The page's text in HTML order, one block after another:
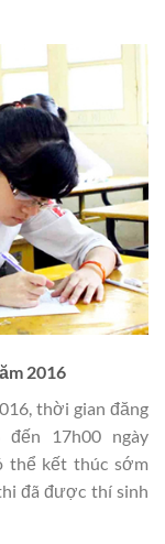
2016
thời gian đăng
17h00 ngày
thể kết thúc sớm
đã được thí sinh